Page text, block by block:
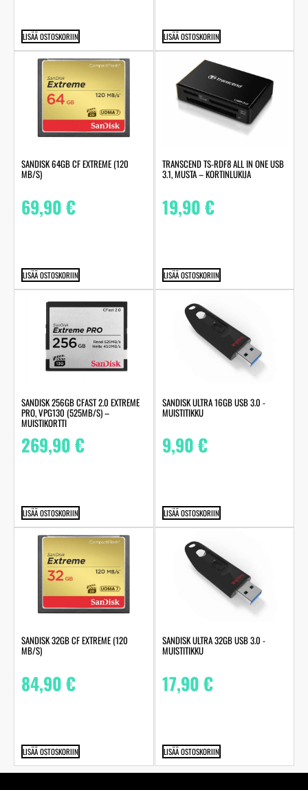
LISÄÄ OSTOSKORIIN LISÄÄ OSTOSKORIIN
SANDISK 64GB CF EXTREME (120
MB/S)
69,90€
LISÄÄ OSTOSKORIIN
TRANSCEND TS-RDF8 ALL IN ONE USB
3.1, MUSTA – KORTINLUKIJA
19,90€
LISÄÄ OSTOSKORIIN
SANDISK 256GB CFAST 2.0 EXTREME
PRO, VPG130 (525MB/S) –
MUISTIKORTTI
269,90€
LISÄÄ OSTOSKORIIN
SANDISK ULTRA 16GB USB 3.0 -
MUISTITIKKU
9,90€
LISÄÄ OSTOSKORIIN
SANDISK 32GB CF EXTREME (120
MB/S)
84,90€
LISÄÄ OSTOSKORIIN
SANDISK ULTRA 32GB USB 3.0 -
MUISTITIKKU
17,90€
LISÄÄ OSTOSKORIIN